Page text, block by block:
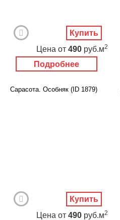
Подробнее
Цена от 490 руб.м2
Купить
Сарасота. Особняк (ID 1879)
Цена от 490 руб.м2
Купить